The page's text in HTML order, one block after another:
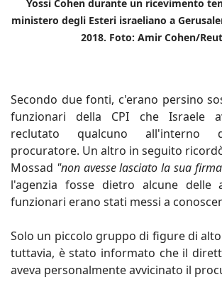
Yossi Cohen durante un ricevimento
ministero degli Esteri israeliano a
2018. Foto: Amir Cohen/
Secondo due fonti, c'erano persino
funzionari della CPI che Israele
reclutato qualcuno all'interno
procuratore. Un altro in seguito
Mossad "non avesse lasciato la sua
l'agenzia fosse dietro alcune
funzionari erano stati messi a
Solo un piccolo gruppo di figure di alto
tuttavia, è stato informato che il
aveva personalmente avvicinato il